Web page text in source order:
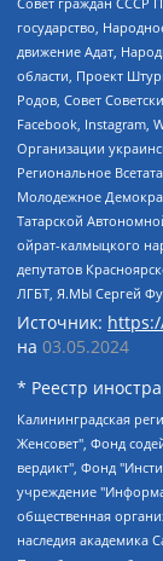
государство,
движение Адат,
области, Проект
Родов, Совет
Facebook, Instagram,
Организации
Региональное
Молодежное
Татарской
ойрат-калмыцкого
депутатов
ЛГБТ, Я.МЫ Сергей
Источник:
на 03.05.2024
* Реестр
Калининградская региональная общественная организация "Экозащита!-Женсовет", Фонд содействия защите прав и свобод граждан "Общественный вердикт", Фонд "Институт Развития Свободы Информации", Частное учреждение "Информационное агентство МЕМО. РУ", Региональная общественная организация "Общественная комиссия по сохранению наследия академика Сахарова", Фонд поддержки свободы прессы, Санкт-Петербургская общественная правозащитная организация "Гражданский контроль", Межрегиональная общественная организация "Информационно-просветительский центр "Мемориал", Региональный Фонд "Центр Защиты Прав Средств Массовой Информации", с 05.12.2023 Фонд "Центр Защиты Прав Средств массовой информации", Региональная общественная благотворительная организация помощи беженцам и мигрантам "Гражданское содействие", Негосударственное образовательное учреждение дополнительного профессионального образования (повышение квалификации) специалистов "АКАДЕМИЯ ПО ПРАВАМ ЧЕЛОВЕКА", Свердловская региональная общественная организация "Сутяжник", Автономная некоммерческая организация "Центр независимых социологических исследований", Союз общественных объединений "Российский исследовательский центр по правам человека", Региональное общественное учреждение научно-информационный центр "МЕМОРИАЛ", Некоммерческая организация "Фонд защиты гласности", Автономная некоммерческая организация "Институт прав человека", Городская общественная организация "Екатеринбургское общество "МЕМОРИАЛ", Городская общественная организация "Рязанское историко-просветительское и правозащитное общество "Мемориал" (Рязанский Мемориал), Челябинский региональный орган общественной самодеятельности – женское общественное объединение "Женщины Евразии", Челябинский региональный орган общественной самодеятельности "Уральская правозащитная группа", Фонд содействия защите здоровья и социальной справедливости имени Андрея Рылькова, Автономная Некоммерческая Организация "Аналитический Центр Юрия Левады", Автономная некоммерческая организация социальной поддержки населения "Проект Апрель", Региональная общественная организация помощи женщинам и детям, находящимся в кризисной ситуации "Информационно-методический центр "Анна", Фонд содействия развитию массовых коммуникаций и правовому просвещению "Так-так-Так", Фонд содействия устойчивому развитию "Серебряная тайга", Свердловский региональный общественный фонд социальных проектов "Новое время", "Idel.Реалии", Кавказ.Реалии, Крым.Реалии, Телеканал Настоящее Время, Татаро-башкирская служба Радио Свобода (Azatliq Radiosi), Радио Свободная Европа/Радио Свобода (PCE/PC), "Сибирь.Реалии", "Фактограф", Благотворительный фонд помощи осужденным и их семьям, Автономная некоммерческая организация "Институт глобализации и социальных движений", Фонд "В защиту прав заключенных", Частное учреждение "Центр поддержки и содействия развитию средств массовой информации",